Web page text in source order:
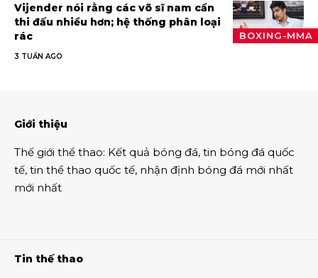
BOXING-MMA
Vijender nói rằng các võ sĩ nam cần
thi đấu nhiều hơn; hệ thống phân loại
rác
3 TUẦN AGO
Giới thiệu
Thế giới thể thao: Kết quả bóng đá, tin bóng đá quốc
tế, tin thể thao quốc tế, nhận định bóng đá mới nhất
mới nhất
Tin thế thao